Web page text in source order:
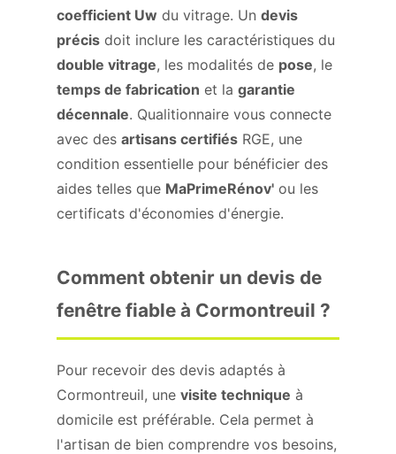
coefficient Uw du vitrage. Un devis
précis doit inclure les caractéristiques du
double vitrage, les modalités de pose, le
temps de fabrication et la garantie
décennale. Qualitionnaire vous connecte
avec des artisans certifiés RGE, une
condition essentielle pour bénéficier des
aides telles que MaPrimeRénov' ou les
certificats d'économies d'énergie.
Comment obtenir un devis de
fenêtre fiable à Cormontreuil ?
Pour recevoir des devis adaptés à
Cormontreuil, une visite technique à
domicile est préférable. Cela permet à
l'artisan de bien comprendre vos besoins,